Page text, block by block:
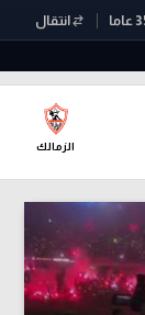
الزمالك